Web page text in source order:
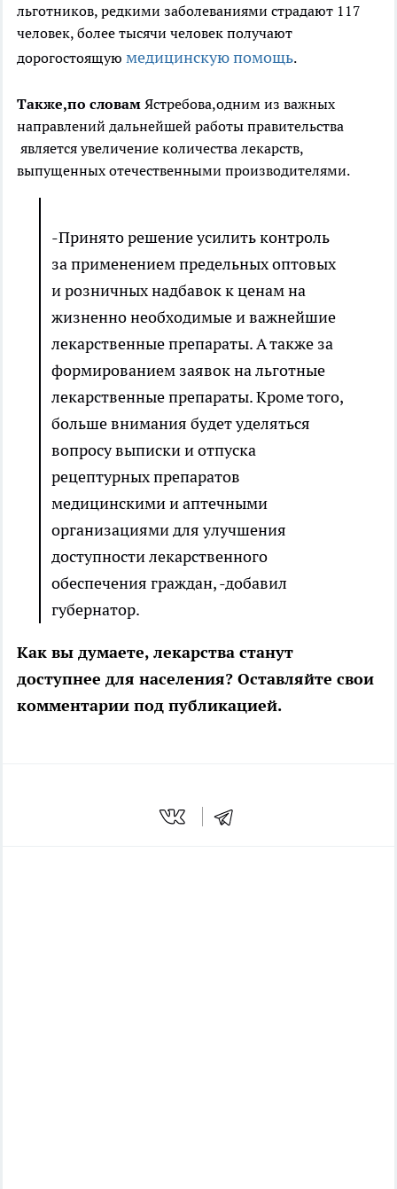
льготников, редкими заболеваниями страдают 117
человек, более тысячи человек получают
дорогостоящую медицинскую помощь.
Также,по словам Ястребова,одним из важных
направлений дальнейшей работы правительства
является увеличение количества лекарств,
выпущенных отечественными производителями.
-Принято решение усилить контроль
за применением предельных оптовых
и розничных надбавок к ценам на
жизненно необходимые и важнейшие
лекарственные препараты. А также за
формированием заявок на льготные
лекарственные препараты. Кроме того,
больше внимания будет уделяться
вопросу выписки и отпуска
рецептурных препаратов
медицинскими и аптечными
организациями для улучшения
доступности лекарственного
обеспечения граждан, -добавил
губернатор.
Как вы думаете, лекарства станут
доступнее для населения? Оставляйте свои
комментарии под публикацией.